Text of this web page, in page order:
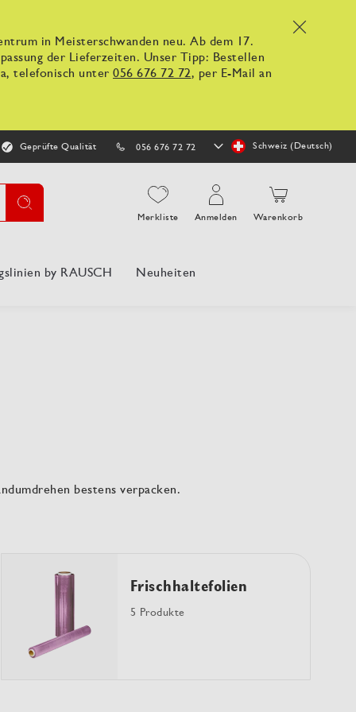
x
in Meisterschwanden neu. Ab dem 17.
der Lieferzeiten. Unser Tipp: Bestellen
telefonisch unter 056 676 72 72, per E-Mail an
Geprüfte Qualität 056 676 72 72
Store
auswählen
Schweiz (Deutsch)
Suche
Merkliste Anmelden Warenkorb
by RAUSCH Neuheiten
bestens verpacken.
Frischhaltefolien
5 Produkte